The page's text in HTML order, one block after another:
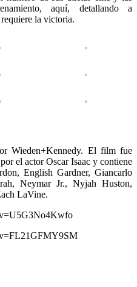
aquí, detallando a
la victoria.
Wieden+Kennedy. El film fue
el actor Oscar Isaac y contiene
English Gardner, Giancarlo
Neymar Jr., Nyjah Huston,
LaVine.